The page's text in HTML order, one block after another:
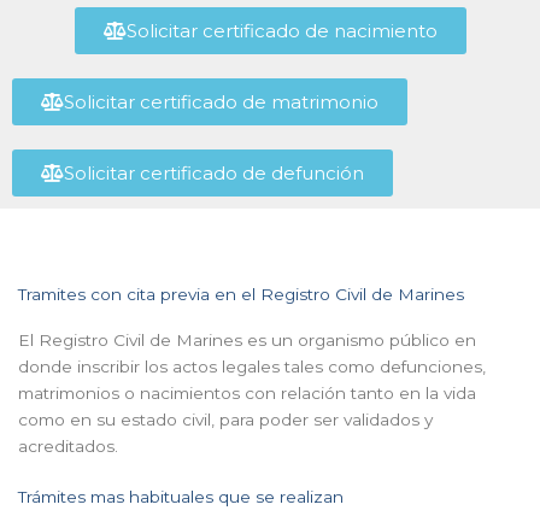
Solicitar certificado de nacimiento
Solicitar certificado de matrimonio
Solicitar certificado de defunción
Tramites con cita previa en el Registro Civil de Marines
El Registro Civil de Marines es un organismo público en
donde inscribir los actos legales tales como defunciones,
matrimonios o nacimientos con relación tanto en la vida
como en su estado civil, para poder ser validados y
acreditados.
Trámites mas habituales que se realizan